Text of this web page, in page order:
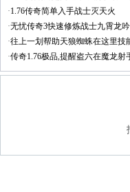
·1.76传奇简单入手战士灭天火
·无忧传奇3快速修炼战士九霄龙吟
·往上一划帮助天狼蜘蛛在这里技
·传奇1.76极品,提醒盗六在魔龙射